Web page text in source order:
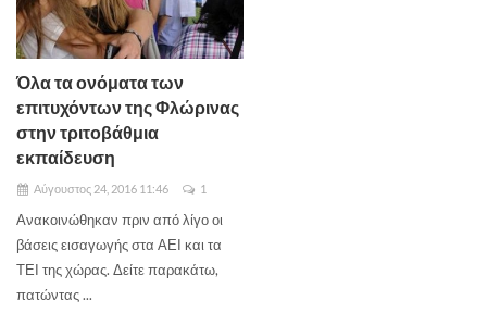
Όλα τα ονόματα των
επιτυχόντων της Φλώρινας
στην τριτοβάθμια
εκπαίδευση
Αύγουστος 24, 2016 11:46 1
Ανακοινώθηκαν πριν από λίγο οι
βάσεις εισαγωγής στα ΑΕΙ και τα
ΤΕΙ της χώρας. Δείτε παρακάτω,
πατώντας ...